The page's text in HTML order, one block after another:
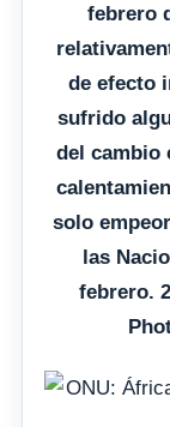
febrero
de efecto
sufrido
del cambio
solo
las
febrero.